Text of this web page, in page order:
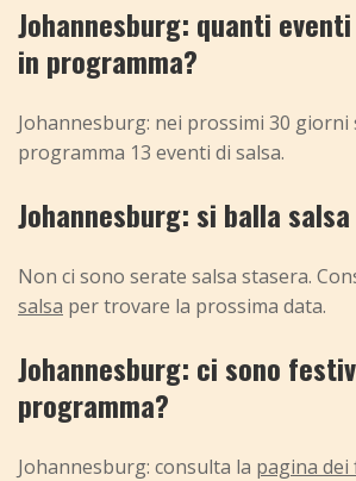
Johannesburg: quanti
in programma?
Johannesburg: nei prossimi 30 giorni
programma 13 eventi di salsa.
Johannesburg: si balla
Non ci sono serate salsa stasera.
salsa per trovare la prossima data.
Johannesburg: ci sono
programma?
Johannesburg: consulta la pagina dei